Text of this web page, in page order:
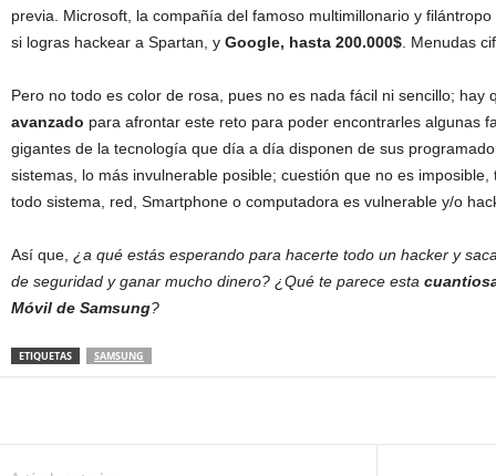
previa
Microsoft, la compañía del famoso multimillonario y filántropo
si logras hackear a Spartan , y Google, hasta 200.000$ Menudas
Pero no todo es color de rosa, pues no es nada fácil ni sencillo; hay
avanzado para afrontar este reto para poder encontrarles algunas
gigantes de la tecnología que día a día disponen de sus
sistemas lo más invulnerable posible; cuestión que no es imposible,
todo sistema, red, Smartphone o computadora es vulnerable y/o
Así que, ¿a qué estás esperando para hacerte todo un hacker y
de seguridad y ganar mucho dinero? ¿Qué te parece esta
Móvil de Samsung?
ETIQUETAS SAMSUNG